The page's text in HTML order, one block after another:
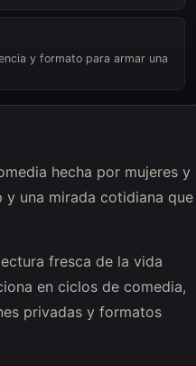
y formato para armar una
hecha por mujeres y
una mirada cotidiana que
fresca de la vida
en ciclos de comedia,
privadas y formatos